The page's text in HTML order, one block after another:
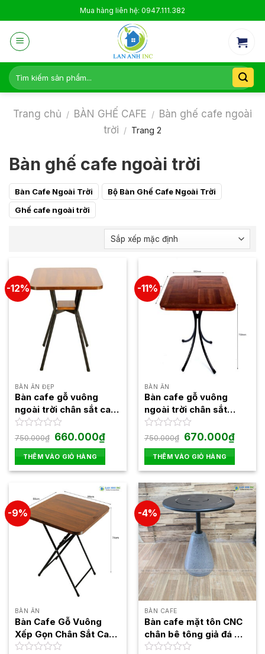
to
content
Mua hàng liên hệ: 0947.111.382
Tìm
kiếm:
Trang chủ / BÀN GHẾ CAFE / Bàn ghế cafe ngoài
trời / Trang 2
Bàn ghế cafe ngoài trời
Bàn Cafe Ngoài Trời
Bộ Bàn Ghế Cafe Ngoài Trời
Ghế cafe ngoài trời
-12%
BÀN ĂN ĐẸP
Bàn cafe gỗ vuông
ngoài trời chân sắt cao
Fansipan Moon 02
Được
hạng
0
5
750.000₫ Giá
gốc
là:
750.000₫.
660.000₫Giá
hiện
tại
là:
660.000₫.
THÊM VÀO GIỎ HÀNG
-11%
BÀN ĂN
Bàn cafe gỗ vuông
ngoài trời chân sắt
Fansipan Kite 01
Được
hạng
0
5
sao
750.000₫ Giá
gốc
là:
750.000₫.
670.000₫Giá
hiện
tại
là:
THÊM VÀO GIỎ HÀNG
-9%
BÀN ĂN
Bàn Cafe Gỗ Vuông
Xếp Gọn Chân Sắt Cao
Fansipan Patio 02
-4%
BÀN CAFE
Bàn cafe mặt tôn CNC
chân bê tông giả đá mài
BSK08